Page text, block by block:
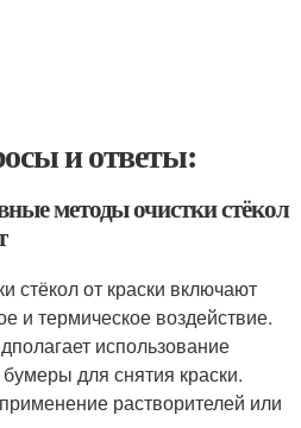
и ответы:
методы очистки стёкол
стёкол от краски включают
и термическое воздействие.
использование
для снятия краски.
растворителей или